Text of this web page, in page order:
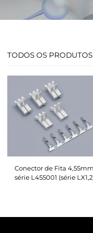
TODOS OS PRODUTOS
Conector de Fita 4,55mm
série L455001 (série